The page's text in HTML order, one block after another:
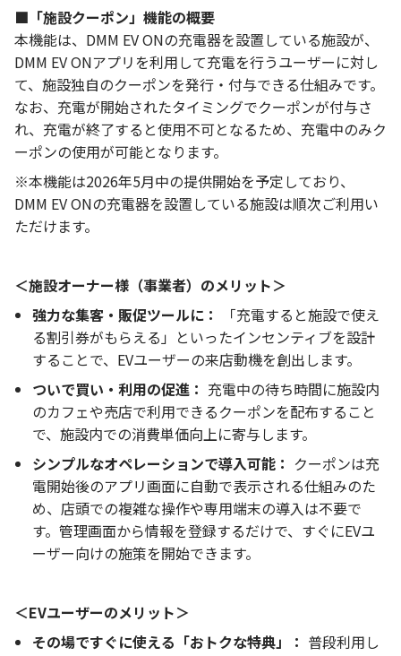
■「施設クーポン」機能の概要
本機能は、DMM EV ONの充電器を設置している施設が、
DMM EV ONアプリを利用して充電を行うユーザーに対し
て、施設独自のクーポンを発行・付与できる仕組みです。
なお、充電が開始されたタイミングでクーポンが付与さ
れ、充電が終了すると使用不可となるため、充電中のみク
ーポンの使用が可能となります。
※本機能は2026年5月中の提供開始を予定しており、
DMM EV ONの充電器を設置している施設は順次ご利用い
ただけます。
＜施設オーナー様（事業者）のメリット＞
強力な集客・販促ツールに：
「充電すると施設で使え
る割引券がもらえる」といったインセンティブを設計
することで、EVユーザーの来店動機を創出します。
ついで買い・利用の促進： 充電中の待ち時間に施設内
のカフェや売店で利用できるクーポンを配布すること
で、施設内での消費単価向上に寄与します。
シンプルなオペレーションで導入可能： クーポンは充
電開始後のアプリ画面に自動で表示される仕組みのた
め、店頭での複雑な操作や専用端末の導入は不要で
す。管理画面から情報を登録するだけで、すぐにEVユ
ーザー向けの施策を開始できます。
＜EVユーザーのメリット＞
その場ですぐに使える「おトクな特典」： 普段利用し